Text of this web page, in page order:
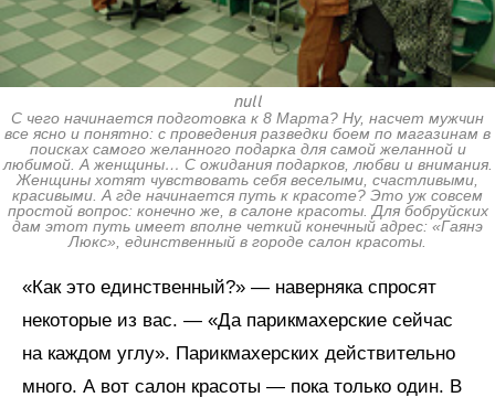
null
С чего начинается подготовка к 8 Марта? Ну, насчет мужчин
все ясно и понятно: с проведения разведки боем по магазинам в
поисках самого желанного подарка для самой желанной и
любимой. А женщины… С ожидания подарков, любви и внимания.
Женщины хотят чувствовать себя веселыми, счастливыми,
красивыми. А где начинается путь к красоте? Это уж совсем
простой вопрос: конечно же, в салоне красоты. Для бобруйских
дам этот путь имеет вполне четкий конечный адрес: «Гаянэ
Люкс», единственный в городе салон красоты.
«Как это единственный?» — наверняка спросят
некоторые из вас. — «Да парикмахерские сейчас
на каждом углу». Парикмахерских действительно
много. А вот салон красоты — пока только один. В